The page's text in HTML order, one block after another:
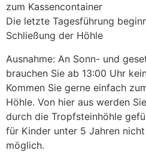
zum Kassencontainer
Die letzte Tagesführung
Schließung der Höhle
Ausnahme: An Sonn- und
brauchen Sie ab 13:00 Uhr
Kommen Sie gerne einfach
Höhle. Von hier aus werden
durch die Tropfsteinhöhle
für Kinder unter 5 Jahren
möglich.